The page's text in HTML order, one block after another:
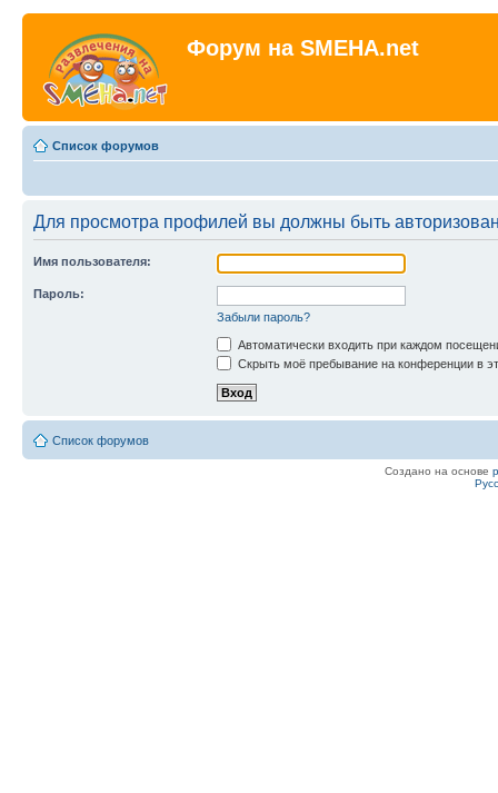
Форум на SMEHA.net
Список форумов
Для просмотра профилей вы должны быть
Имя пользователя:
Пароль:
Забыли пароль?
Автоматически входить при каждом
Скрыть моё пребывание на конференции в
Список форумов
Создано на основе